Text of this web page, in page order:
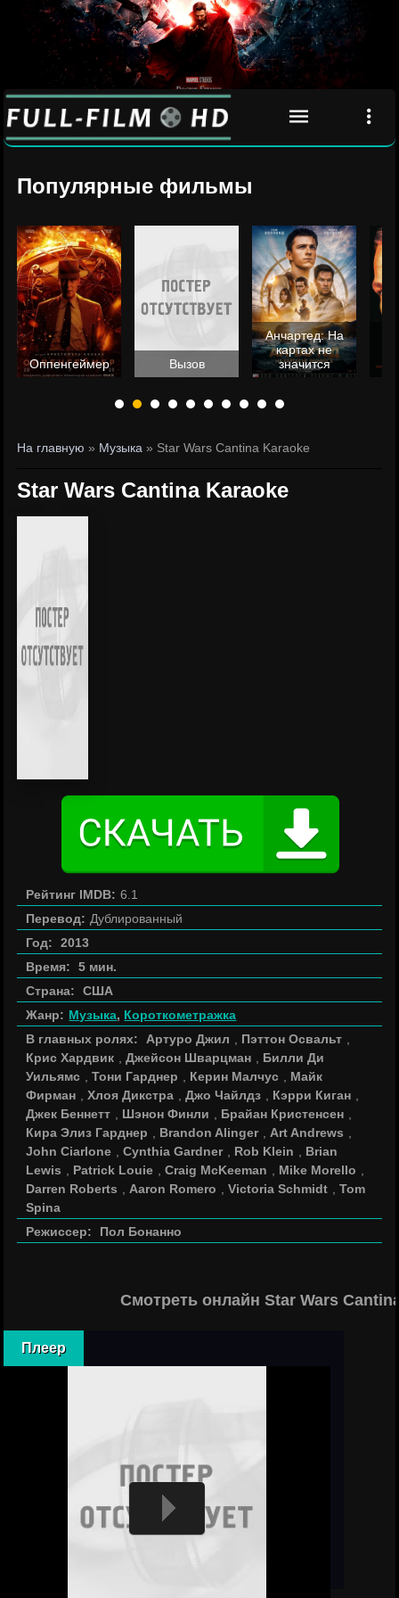
Популярные фильмы
Оппенгеймер Вызов
Анчартед: На
картах не
значится
На главную » Музыка » Star Wars Cantina Karaoke
Star Wars Cantina Karaoke
Рейтинг IMDB: 6.1
Перевод: Дублированный
Год:
2013
Время:
5 мин.
Страна:
США
Жанр: Музыка, Короткометражка
В главных ролях:
Артуро Джил Пэттон Освальт
Крис Хардвик
,Джейсон Шварцман
Билли Ди
Уильямс
,Тони Гарднер Керин Малчус
Майк
Фирман
,Хлоя Дикстра ,Джо Чайлдз Кэрри Киган
Джек Беннетт
Шэнон Финли Брайан Кристенсен
Кира Элиз Гарднер
Brandon Alinger Art Andrews
John Ciarlone
,Cynthia Gardner Rob Klein
Brian
Lewis
Patrick Louie ,Craig McKeeman Mike Morello
Darren Roberts
Aaron Romero ,Victoria Schmidt ,Tom
Spina
Режиссер:
Пол Бонанно
Смотреть онлайн Star Wars
Плеер